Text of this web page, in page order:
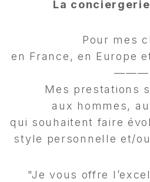
La
Pour mes
en France, en Europe
———
Mes prestations
aux hommes,
qui souhaitent faire
style personnelle et/
"Je vous offre